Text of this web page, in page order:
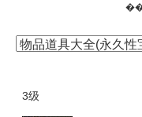
3级